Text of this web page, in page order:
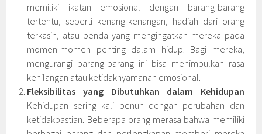
memiliki ikatan emosional dengan barang-barang
tertentu, seperti kenang-kenangan, hadiah dari orang
terkasih, atau benda yang mengingatkan mereka pada
momen-momen penting dalam hidup. Bagi mereka,
mengurangi barang-barang ini bisa menimbulkan rasa
kehilangan atau ketidaknyamanan emosional.
Fleksibilitas yang Dibutuhkan dalam Kehidupan
Kehidupan sering kali penuh dengan perubahan dan
ketidakpastian. Beberapa orang merasa bahwa memiliki